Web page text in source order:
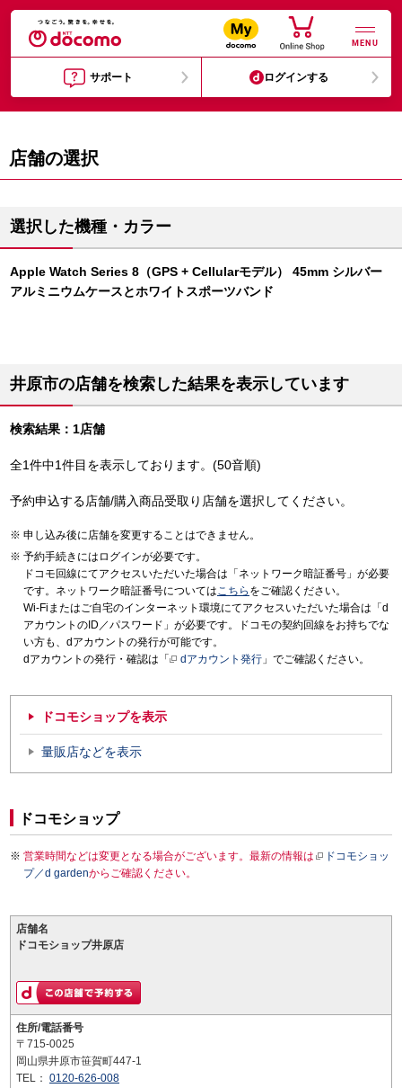
MENU
サポート ログインする
店舗の選択
選択した機種・カラー
Apple Watch Series 8（GPS + Cellularモデル） 45mm シルバー
アルミニウムケースとホワイトスポーツバンド
井原市の店舗を検索した結果を表示しています
検索結果：1店舗
全1件中1件目を表示しております。(50音順)
予約申込する店舗/購入商品受取り店舗を選択してください。
申し込み後に店舗を変更することはできません。
予約手続きにはログインが必要です。
ドコモ回線にてアクセスいただいた場合は「ネットワーク暗証番号」が必要
です。ネットワーク暗証番号についてはこちら をご確認ください。
Wi-Fiまたはご自宅のインターネット環境にてアクセスいただいた場合は「d
アカウントのID／パスワード」が必要です。ドコモの契約回線をお持ちでな
い方も、dアカウントの発行が可能です。
dアカウントの発行・確認は「
dアカウント発行 」でご確認ください。
ドコモショップを表示
量販店などを表示
ドコモショップ
営業時間などは変更となる場合がございます。最新の情報は
ドコモショッ
プ／d gardenからご確認ください。
店舗名
ドコモショップ井原店
住所/電話番号
〒715-0025
岡山県井原市笹賀町447-1
TEL： 0120-626-008